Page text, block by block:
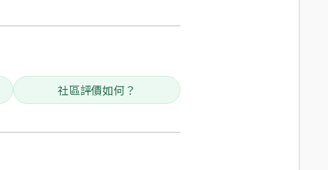
社區評價如何？